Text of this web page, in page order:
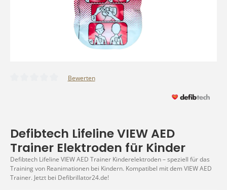
Bewerten
Defibtech Lifeline VIEW AED
Trainer Elektroden für Kinder
Defibtech Lifeline VIEW AED Trainer Kinderelektroden – speziell für das
Training von Reanimationen bei Kindern. Kompatibel mit dem VIEW AED
Trainer. Jetzt bei Defibrillator24.de!